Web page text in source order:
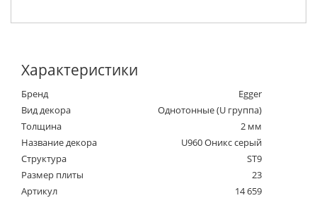
Характеристики
Бренд
Egger
Вид декора
Однотонные (U группа)
Толщина
2 мм
Название декора
U960 Оникс серый
Структура
ST9
Размер плиты
23
Артикул
14 659